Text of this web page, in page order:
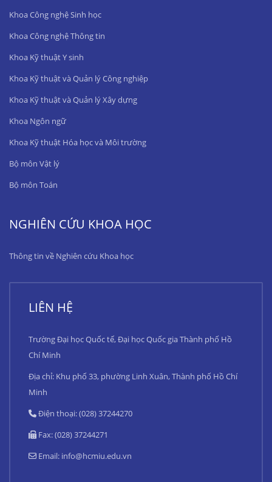
Khoa Công nghệ Sinh học
Khoa Công nghệ Thông tin
Khoa Kỹ thuật Y sinh
Khoa Kỹ thuật và Quản lý Công nghiệp
Khoa Kỹ thuật và Quản lý Xây dựng
Khoa Ngôn ngữ
Khoa Kỹ thuật Hóa học và Môi trường
Bộ môn Vật lý
Bộ môn Toán
NGHIÊN CỨU KHOA HỌC
Thông tin về Nghiên cứu Khoa học
LIÊN HỆ
Trường Đại học Quốc tế, Đại học Quốc gia Thành phố Hồ
Chí Minh
Địa chỉ: Khu phố 33, phường Linh Xuân, Thành phố Hồ Chí
Minh
Điện thoại: (028) 37244270
Fax: (028) 37244271
Email: info@hcmiu.edu.vn